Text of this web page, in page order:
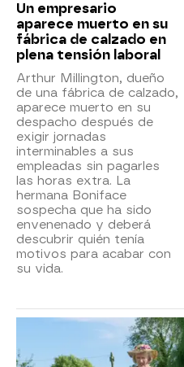
Un empresario
aparece muerto en su
fábrica de calzado en
plena tensión laboral
Arthur Millington, dueño
de una fábrica de calzado,
aparece muerto en su
despacho después de
exigir jornadas
interminables a sus
empleadas sin pagarles
las horas extra. La
hermana Boniface
sospecha que ha sido
envenenado y deberá
descubrir quién tenía
motivos para acabar con
su vida.